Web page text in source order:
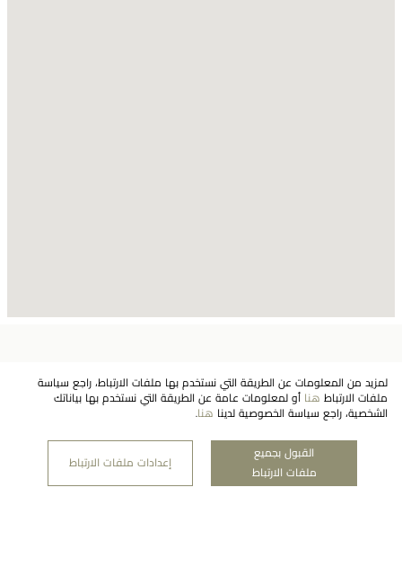
لمزيد من المعلومات عن الطريقة التي نستخدم بها ملفات الارتباط، راجع سياسة
ملفات الارتباط هنا
أو لمعلومات عامة عن الطريقة التي نستخدم بها بياناتك
الشخصية، راجع سياسة الخصوصية لدينا هنا.
القبول بجميع
ملفات الارتباط
إعدادات ملفات الارتباط